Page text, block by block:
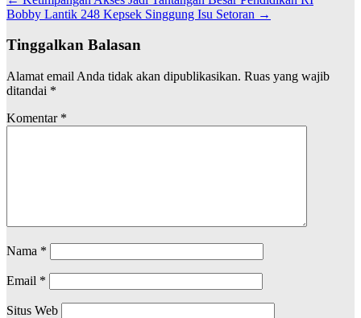
pos
Bobby Lantik 248 Kepsek Singgung Isu Setoran →
Tinggalkan Balasan
Alamat email Anda tidak akan dipublikasikan. Ruas yang wajib
ditandai *
Komentar *
Nama *
Email *
Situs Web